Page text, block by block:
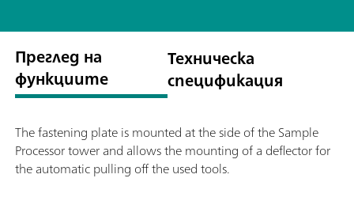
Преглед на
функциите
Техническа
спецификация
The fastening plate is mounted at the side of the Sample
Processor tower and allows the mounting of a deflector for
the automatic pulling off the used tools.